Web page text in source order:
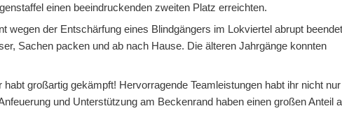
einen beeindruckenden zweiten Platz erreichten.
der Entschärfung eines Blindgängers im Lokviertel abrupt
Sachen packen und ab nach Hause. Die älteren Jahrgänge konnten
großartig gekämpft! Hervorragende Teamleistungen habt ihr nicht nur
und Unterstützung am Beckenrand haben einen großen Anteil